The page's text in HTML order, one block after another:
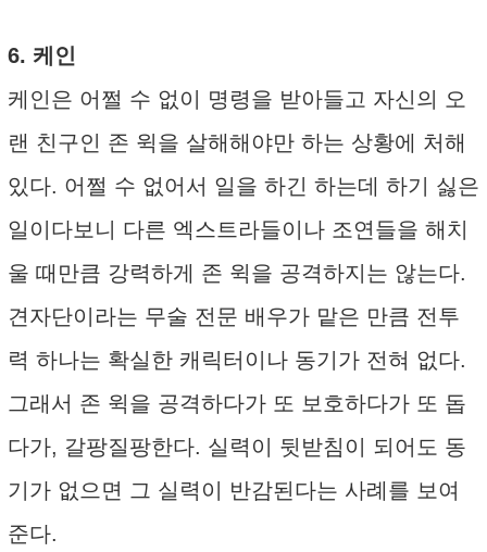
6. 케인
케인은 어쩔 수 없이 명령을 받아들고 자신의 오
랜 친구인 존 윅을 살해해야만 하는 상황에 처해
있다. 어쩔 수 없어서 일을 하긴 하는데 하기 싫은
일이다보니 다른 엑스트라들이나 조연들을 해치
울 때만큼 강력하게 존 윅을 공격하지는 않는다.
견자단이라는 무술 전문 배우가 맡은 만큼 전투
력 하나는 확실한 캐릭터이나 동기가 전혀 없다.
그래서 존 윅을 공격하다가 또 보호하다가 또 돕
다가, 갈팡질팡한다. 실력이 뒷받침이 되어도 동
기가 없으면 그 실력이 반감된다는 사례를 보여
준다.